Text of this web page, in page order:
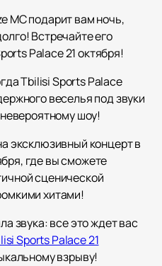
MC подарит вам ночь,
Встречайте его
Palace 21 октября!
Tbilisi Sports Palace
веселья под звуки
шоу!
эксклюзивный концерт в
где вы сможете
сценической
хитами!
звука: все это ждет вас
Sports Palace 21
взрыву!